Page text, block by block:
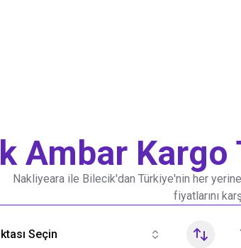
Ambar Kargo
Nakliyeara ile Bilecik'dan Türkiye'nin her
fiyatlarını
Seçin